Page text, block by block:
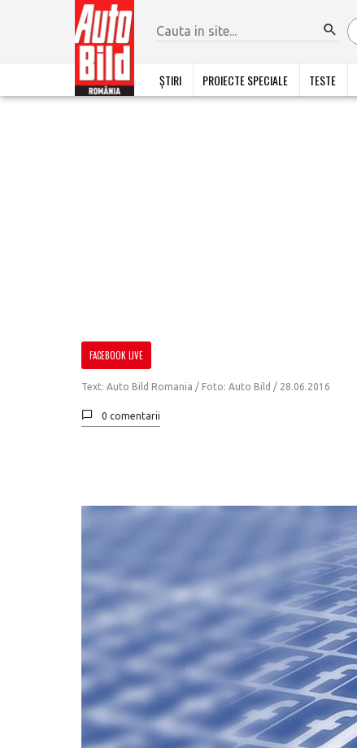
ȘTIRI PROIECTE SPECIALE TESTE
FACEBOOK LIVE
Text: Auto Bild Romania / Foto: Auto Bild / 28.06.2016
0 comentarii